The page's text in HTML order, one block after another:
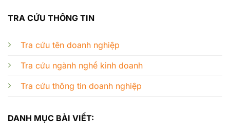
TRA CỨU THÔNG TIN
Tra cứu tên doanh nghiệp
Tra cứu ngành nghề kinh doanh
Tra cứu thông tin doanh nghiệp
DANH MỤC BÀI VIẾT: